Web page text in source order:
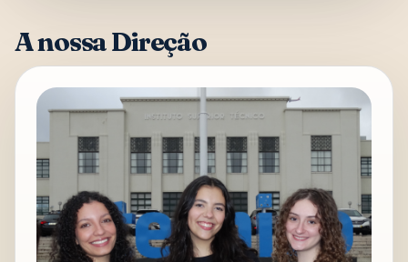
A nossa Direção